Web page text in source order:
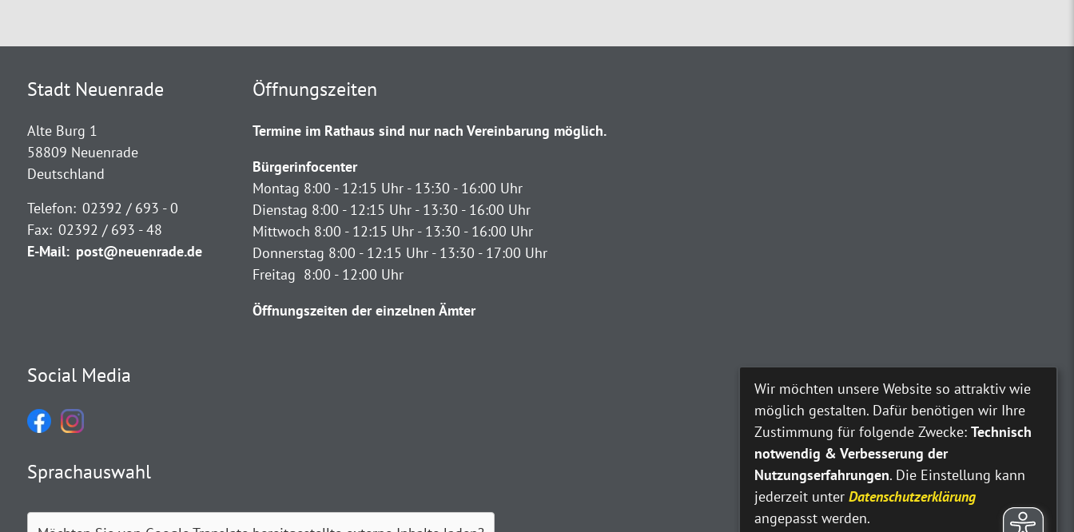
Stadt Neuenrade
Alte Burg 1
58809 Neuenrade
Deutschland
Telefon: 02392 / 693 - 0
Fax: 02392 / 693 - 48
E-Mail: post@neuenrade.de
Öffnungszeiten
Termine im Rathaus sind nur nach Vereinbarung möglich.
Bürgerinfocenter
Montag 8:00 - 12:15 Uhr - 13:30 - 16:00 Uhr
Dienstag 8:00 - 12:15 Uhr - 13:30 - 16:00 Uhr
Mittwoch 8:00 - 12:15 Uhr - 13:30 - 16:00 Uhr
Donnerstag 8:00 - 12:15 Uhr - 13:30 - 17:00 Uhr
Freitag 8:00 - 12:00 Uhr
Öffnungszeiten der einzelnen Ämter
Social Media
Sprachauswahl
Wir möchten unsere Website so attraktiv wie
möglich gestalten. Dafür benötigen wir Ihre
Zustimmung für folgende Zwecke: Technisch
notwendig & Verbesserung der
Nutzungserfahrungen. Die Einstellung kann
jederzeit unter Datenschutzerklärung
angepasst werden.